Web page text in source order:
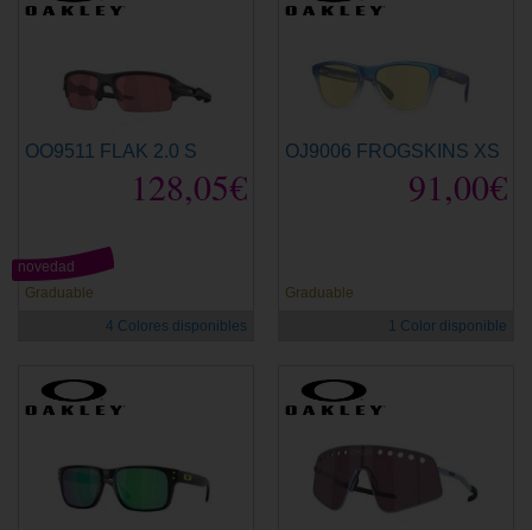
OO9511 FLAK 2.0 S
128,05€
Graduable
novedad
4 Colores disponibles
OJ9006 FROGSKINS XS
91,00€
Graduable
1 Color disponible